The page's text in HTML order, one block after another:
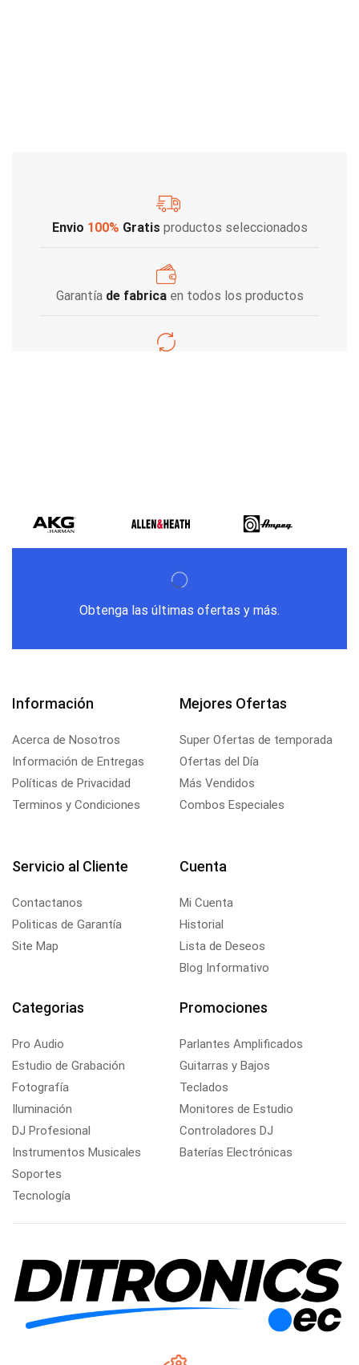
Envio 100% Gratis productos seleccionados
Garantía de fabricaen todos los productos
Obtenga las últimas ofertas y más.
Información
Acerca de Nosotros
Información de Entregas
Políticas de Privacidad
Terminos y Condiciones
Mejores Ofertas
Super Ofertas de temporada
Ofertas del Día
Más Vendidos
Combos Especiales
Servicio al Cliente
Contactanos
Politicas de Garantía
Site Map
Cuenta
Mi Cuenta
Historial
Lista de Deseos
Blog Informativo
Categorias
Pro Audio
Estudio de Grabación
Fotografía
Iluminación
DJ Profesional
Instrumentos Musicales
Soportes
Tecnología
Promociones
Parlantes Amplificados
Guitarras y Bajos
Teclados
Monitores de Estudio
Controladores DJ
Baterías Electrónicas